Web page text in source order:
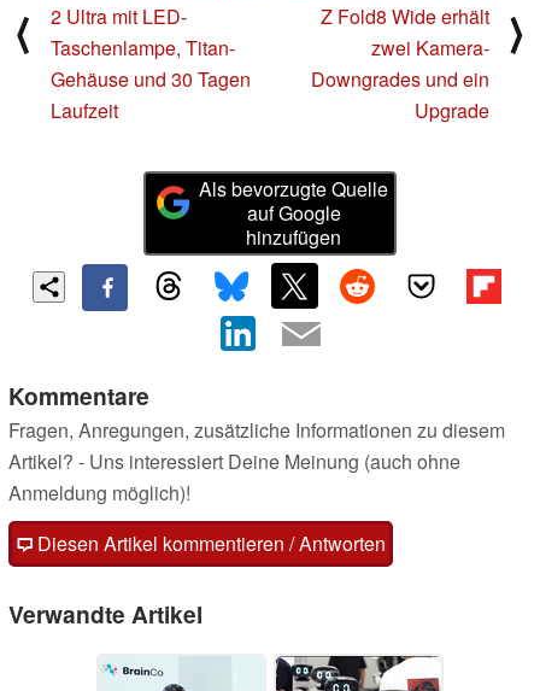
⟨
2 Ultra mit LED-
Taschenlampe, Titan-
Gehäuse und 30 Tagen
Laufzeit
Z Fold8 Wide erhält
zwei Kamera-
Downgrades und ein
Upgrade
⟩
Als bevorzugte Quelle
auf Google
hinzufügen
Kommentare
Fragen, Anregungen, zusätzliche Informationen zu diesem
Artikel? - Uns interessiert Deine Meinung (auch ohne
Anmeldung möglich)!
Diesen Artikel kommentieren / Antworten
Verwandte Artikel